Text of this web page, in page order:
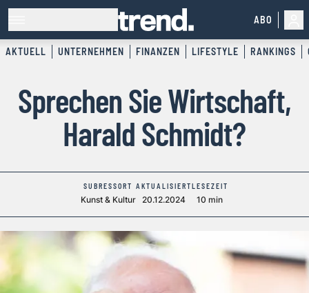
ABO
AKTUELL UNTERNEHMEN FINANZEN LIFESTYLE RANKINGS
Sprechen Sie Wirtschaft,
Harald Schmidt?
SUBRESSORT
Kunst & Kultur
AKTUALISIERT
20.12.2024
LESEZEIT
10 min